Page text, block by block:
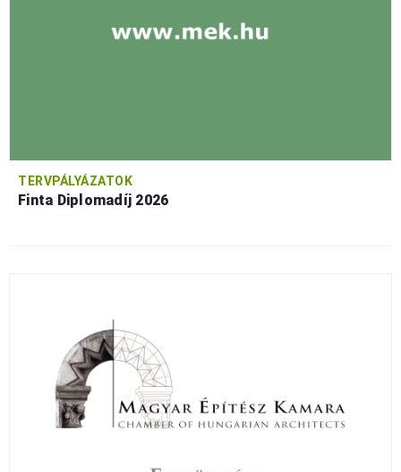
TERVPÁLYÁZATOK
Finta Diplomadíj 2026